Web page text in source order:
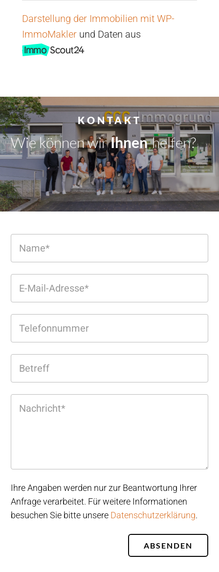
Darstellung der Immobilien mit WP-
ImmoMaklerund Daten aus
KONTAKT
Wie können wirDir|helfen?
Ihre Angaben werden nur zur Beantwortung Ihrer
Anfrage verarbeitet. Für weitere Informationen
besuchen Sie bitte unsere Datenschutzerklärung.
ABSENDEN